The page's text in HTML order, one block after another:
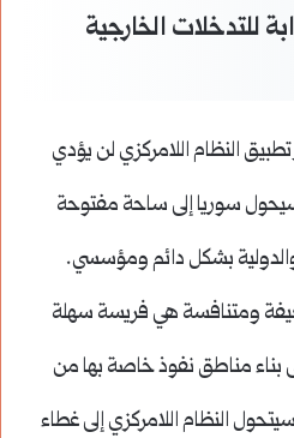
للتدخلات الخارجية
النظام اللامركزي لن يؤدي
سوريا إلى ساحة مفتوحة
والدولية بشكل دائم ومؤسسي.
ومتنافسة هي فريسة سهلة
بناء مناطق نفوذ خاصة بها من
النظام اللامركزي إلى غطاء